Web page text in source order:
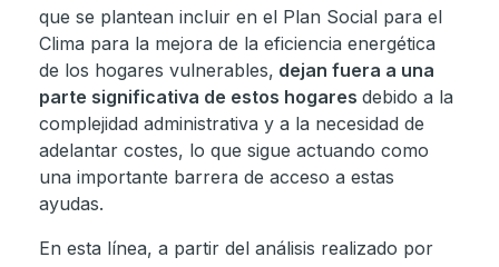
que se plantean incluir en el Plan Social para el
Clima para la mejora de la eficiencia energética
de los hogares vulnerables, dejan fuera a una
parte significativa de estos hogares debido a la
complejidad administrativa y a la necesidad de
adelantar costes, lo que sigue actuando como
una importante barrera de acceso a estas
ayudas.
En esta línea, a partir del análisis realizado por